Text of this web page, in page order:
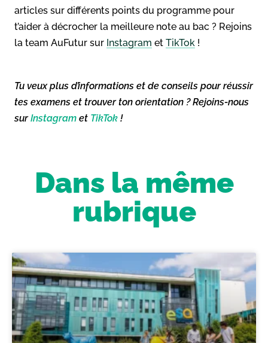
articles sur différents points du programme pour
t’aider à décrocher la meilleure note au bac ? Rejoins
la team AuFutur sur Instagram et TikTok !
Tu veux plus d’informations et de conseils pour réussir
tes examens et trouver ton orientation ? Rejoins-nous
surInstagram et TikTok !
Dans la même
rubrique